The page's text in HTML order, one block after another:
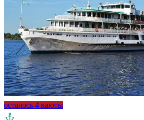
осталось 4 каюты